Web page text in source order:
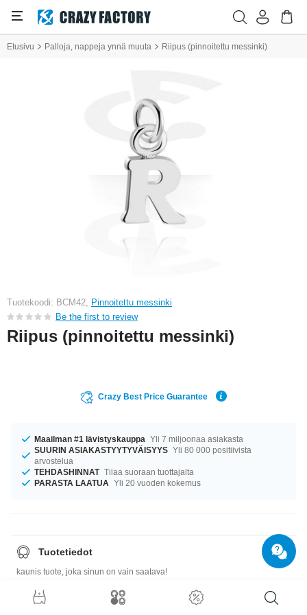
Etusivu Palloja, nappeja ynnä muuta Riipus (pinnoitettu messinki)
Tuotekoodi: BCM42, Pinnoitettu messinki
Be the first to review
Riipus (pinnoitettu messinki)
Crazy Best Price Guarantee
Maailman #1 lävistyskauppa Yli 7 miljoonaa asiakasta
SUURIN ASIAKASTYYTYVÄISYYS Yli 80 000 positiivista
arvostelua
TEHDASHINNAT Tilaa suoraan tuottajalta
PARASTA LAATUA Yli 20 vuoden kokemus
Tuotetiedot
kaunis tuote, joka sinun on vain saatava!
Koko-opas